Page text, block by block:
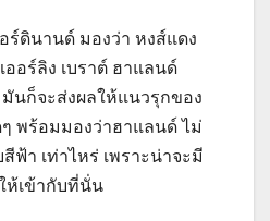
ร์ดินานด์ มองว่า หงส์แดง
อร์ลิง เบราต์ ฮาแลนด์
นก็จะส่งผลให้แนวรุกของ
พร้อมมองว่าฮาแลนด์ ไม่
ฟ้า เท่าไหร่ เพราะน่าจะมี
ห้เข้ากับที่นั่น